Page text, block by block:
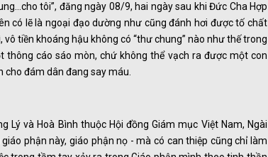
tôi”, đăng ngày 08/9, hai ngày sau khi Đức Cha Hợp
có lẽ là ngoại đạo dường như cũng đánh hơi được tố chất
tiền khoáng hậu không có “thư chung” nào như thế trong
thông cáo sáo mòn, chứ không thể vạch ra được một con
đám dân đang say máu.
và Hoà Bình thuộc Hội đồng Giám mục Việt Nam, Ngài
phận này, giáo phận nọ - mà có can thiệp cũng chỉ làm